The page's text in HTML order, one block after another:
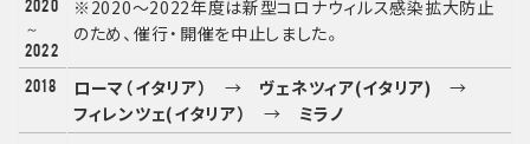
2020
～
2022
※2020～2022年度は新型コロナウィルス感染拡大防止
のため、催行・開催を中止しました。
2018 ローマ（イタリア） → ヴェネツィア(イタリア) →
フィレンツェ(イタリア）→ ミラノ